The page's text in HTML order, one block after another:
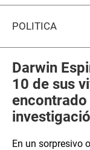
POLÍTICA
Darwin
10 de sus
En un sorpresivo